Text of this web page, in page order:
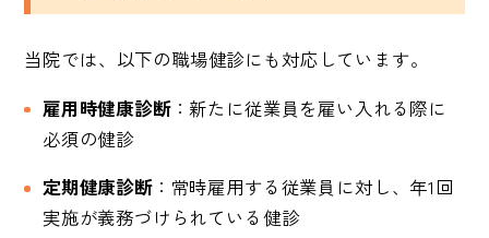
当院では、以下の職場健診にも対応しています。
雇用時健康診断：新たに従業員を雇い入れる際に
必須の健診
定期健康診断：常時雇用する従業員に対し、年1回
実施が義務づけられている健診